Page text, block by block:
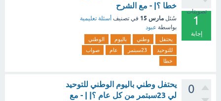
تصويتات
1
إجابة
خطا ؟| - مع الشرح
سُئل مارس 15 في تصنيف أسئلة تعليمية
بواسطة عبود
يحتفل وطني باليوم
الوطني
للتوحيد
23سبتمر عام
صواب
خطا
0
يحتفل وطني باليوم الوطني للتوحيد
لي 23سبتمر من كل عام ؟| | - مع